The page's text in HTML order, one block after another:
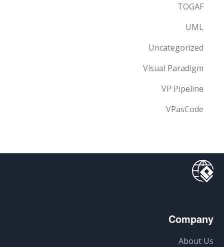
TOGAF
UML
Uncategorized
Visual Paradigm
VP Pipeline
VPasCode
Company
About Us